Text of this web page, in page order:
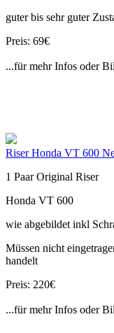
guter bis sehr guter
Preis: 69€
...für mehr Infos oder
Riser Honda VT 600
1 Paar Original Riser
Honda VT 600
wie abgebildet inkl
Müssen nicht
handelt
Preis: 220€
...für mehr Infos oder